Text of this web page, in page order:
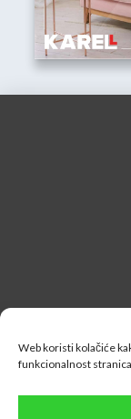
Web koristi kolačiće
funkcionalnost